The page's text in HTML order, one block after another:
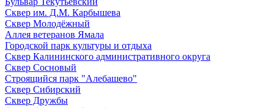
Сквер им. Д.М. Карбышева
Сквер Молодёжный
Аллея ветеранов Ямала
Городской парк культуры и отдыха
Сквер Калининского административного округа
Сквер Сосновый
Строящийся парк "Алебашево"
Сквер Сибирский
Сквер Дружбы